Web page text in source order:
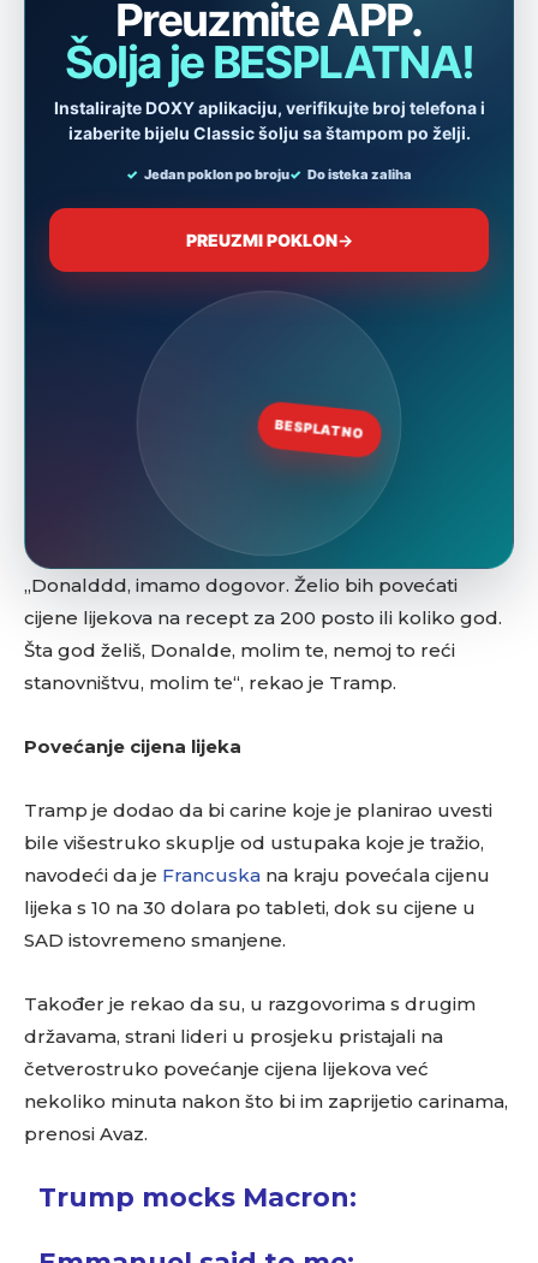
„Donalddd, imamo dogovor. Želio bih povećati
cijene lijekova na recept za 200 posto ili koliko god.
Šta god želiš, Donalde, molim te, nemoj to reći
stanovništvu, molim te“, rekao je Tramp.
Povećanje cijena lijeka
Tramp je dodao da bi carine koje je planirao uvesti
bile višestruko skuplje od ustupaka koje je tražio,
navodeći da je Francuska na kraju povećala cijenu
lijeka s 10 na 30 dolara po tableti, dok su cijene u
SAD istovremeno smanjene.
Također je rekao da su, u razgovorima s drugim
državama, strani lideri u prosjeku pristajali na
četverostruko povećanje cijena lijekova već
nekoliko minuta nakon što bi im zaprijetio carinama,
prenosi Avaz.
Trump mocks Macron: